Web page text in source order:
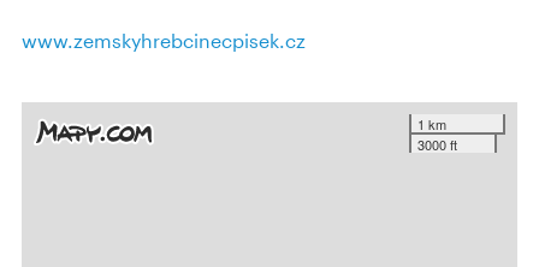
www.zemskyhrebcinecpisek.cz
1 km
3000 ft